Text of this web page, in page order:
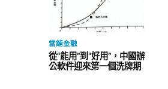
當舖金融
從“能用”到“好用”，中國辦
公軟件迎來第一個洗牌期